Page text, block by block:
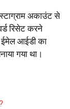
अकाउंट से
रिसेट करने
ईमेल आईडी का
गया था।